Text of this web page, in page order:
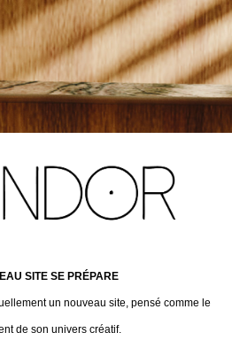
SITE SE PRÉPARE
un nouveau site, pensé comme le
de son univers créatif.